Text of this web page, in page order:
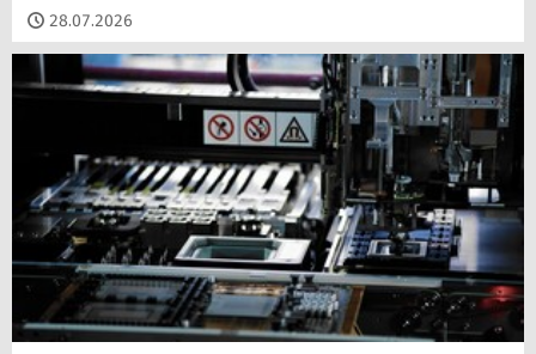
28.07.2026